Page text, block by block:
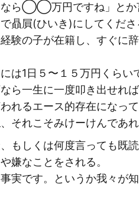
ら◯◯万円ですね」とか
贔屓(ひいき)にしてくだ
験の子が在籍し、すぐに
は1日５〜１５万円くら
ら一生に一度叩き出せれ
れるエース的存在になっ
れこそみけーけんであれ
もしくは何度言っても既
嫌なことをされる。
実です。というか我々が